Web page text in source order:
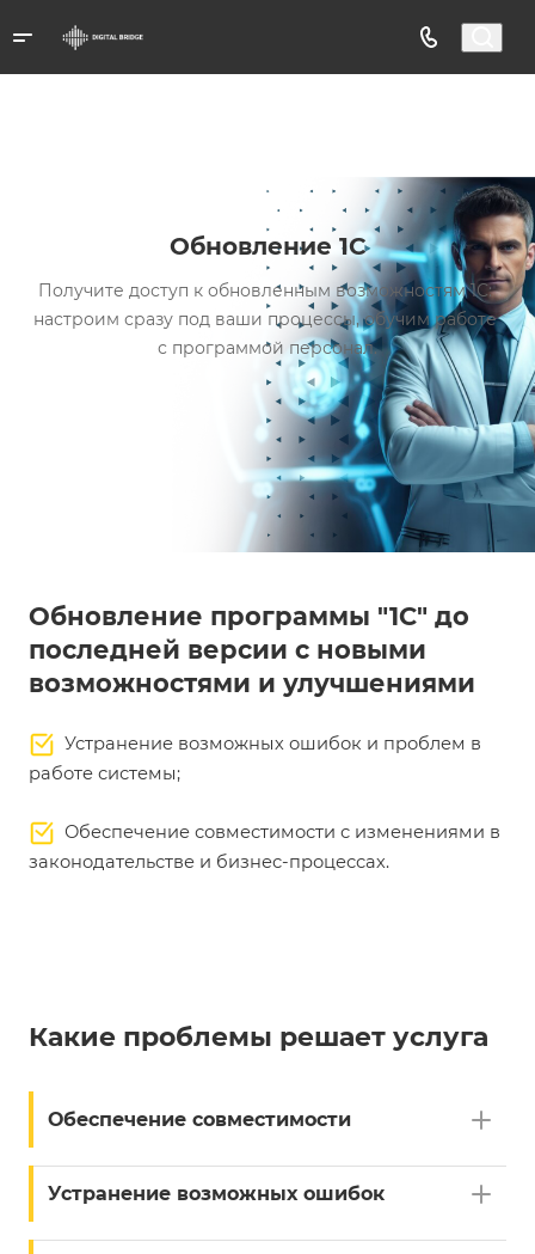
Обновление 1С
Получите доступ к обновленным возможностям 1С:
настроим сразу под ваши процессы, обучим работе
с программой персонал.
Обновление программы "1С" до
последней версии с новыми
возможностями и улучшениями
Устранение возможных ошибок и проблем в
работе системы;
Обеспечение совместимости с изменениями в
законодательстве и бизнес-процессах.
Какие проблемы решает услуга
Обеспечение совместимости
Устранение возможных ошибок